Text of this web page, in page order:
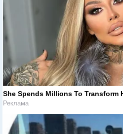
She Spends Millions To Transform
Реклама